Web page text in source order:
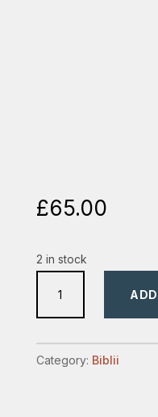
£65.00
2 in stock
planului
quantity
Category: Biblii